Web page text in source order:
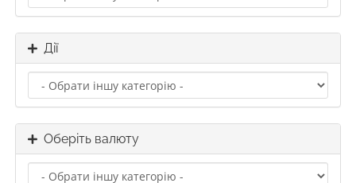
Дії
Оберіть валюту